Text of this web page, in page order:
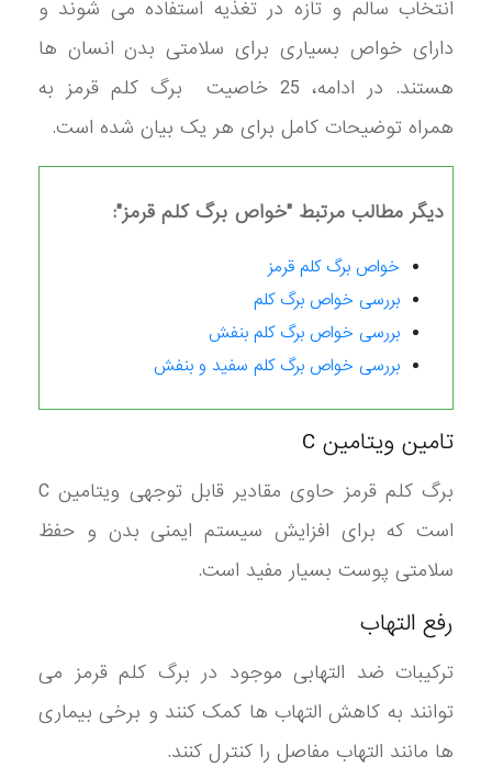
انتخاب سالم و تازه در تغذیه استفاده می شوند و
دارای خواص بسیاری برای سلامتی بدن انسان ها
هستند. در ادامه، 25 خاصیت برگ کلم قرمز به
همراه توضیحات کامل برای هر یک بیان شده است.
دیگر مطالب مرتبط "خواص برگ کلم قرمز":
خواص برگ کلم قرمز
بررسی خواص برگ کلم
بررسی خواص برگ کلم بنفش
بررسی خواص برگ کلم سفید و بنفش
تامین ویتامین C
برگ کلم قرمز حاوی مقادیر قابل توجهی ویتامین C
است که برای افزایش سیستم ایمنی بدن و حفظ
سلامتی پوست بسیار مفید است.
رفع التهاب
ترکیبات ضد التهابی موجود در برگ کلم قرمز می
توانند به کاهش التهاب ها کمک کنند و برخی بیماری
ها مانند التهاب مفاصل را کنترل کنند.